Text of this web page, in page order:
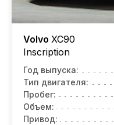
Volvo XC90
Inscription
Год выпуска:
Тип двигателя:
Пробег:
Объем:
Привод: